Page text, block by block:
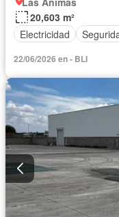
20,603 m²
Electricidad
22/06/2026 en - BLI